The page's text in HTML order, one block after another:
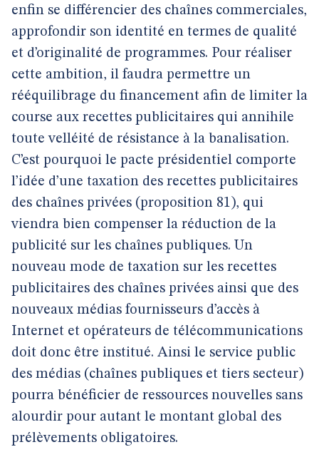
enfin se différencier des chaînes commerciales,
approfondir son identité en termes de qualité
et d’originalité de programmes. Pour réaliser
cette ambition, il faudra permettre un
rééquilibrage du financement afin de limiter la
course aux recettes publicitaires qui annihile
toute velléité de résistance à la banalisation.
C’est pourquoi le pacte présidentiel comporte
l’idée d’une taxation des recettes publicitaires
des chaînes privées (proposition 81), qui
viendra bien compenser la réduction de la
publicité sur les chaînes publiques. Un
nouveau mode de taxation sur les recettes
publicitaires des chaînes privées ainsi que des
nouveaux médias fournisseurs d’accès à
Internet et opérateurs de télécommunications
doit donc être institué. Ainsi le service public
des médias (chaînes publiques et tiers secteur)
pourra bénéficier de ressources nouvelles sans
alourdir pour autant le montant global des
prélèvements obligatoires.